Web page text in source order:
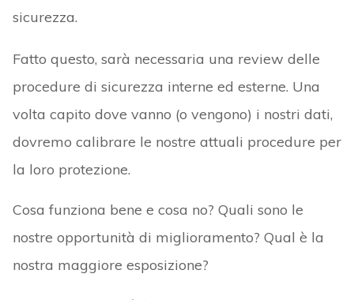
sicurezza.
Fatto questo, sarà necessaria una review delle
procedure di sicurezza interne ed esterne. Una
volta capito dove vanno (o vengono) i nostri dati,
dovremo calibrare le nostre attuali procedure per
la loro protezione.
Cosa funziona bene e cosa no? Quali sono le
nostre opportunità di miglioramento? Qual è la
nostra maggiore esposizione?